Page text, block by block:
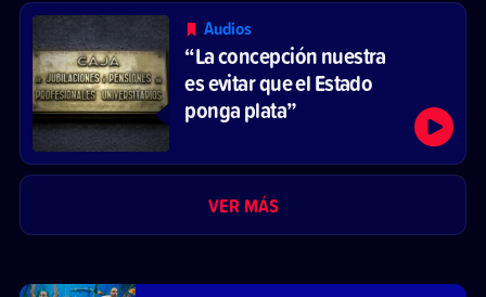
Audios
“La concepción nuestra
es evitar que el Estado
ponga plata”
VER MÁS